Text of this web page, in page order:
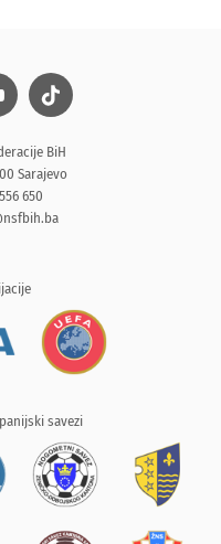
BiH
Sarajevo
650
savezi